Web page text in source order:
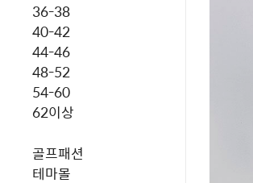
36-38
40-42
44-46
48-52
54-60
62이상
골프패션
테마몰